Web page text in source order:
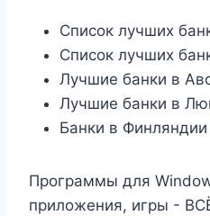
Список лучших
Список лучших
Лучшие банки в
Лучшие банки в
Банки в Финляндии
Программы для
приложения, игры -